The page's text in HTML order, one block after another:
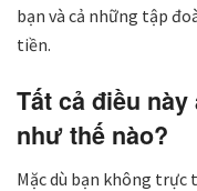
bạn và cả những tập
tiền.
Tất cả điều
như thế nào?
Mặc dù bạn không